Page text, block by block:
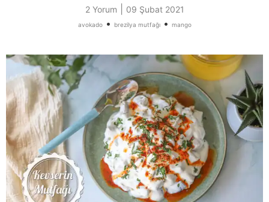
2 Yorum 09 Şubat 2021
avokado• brezilya mutfağı• mango